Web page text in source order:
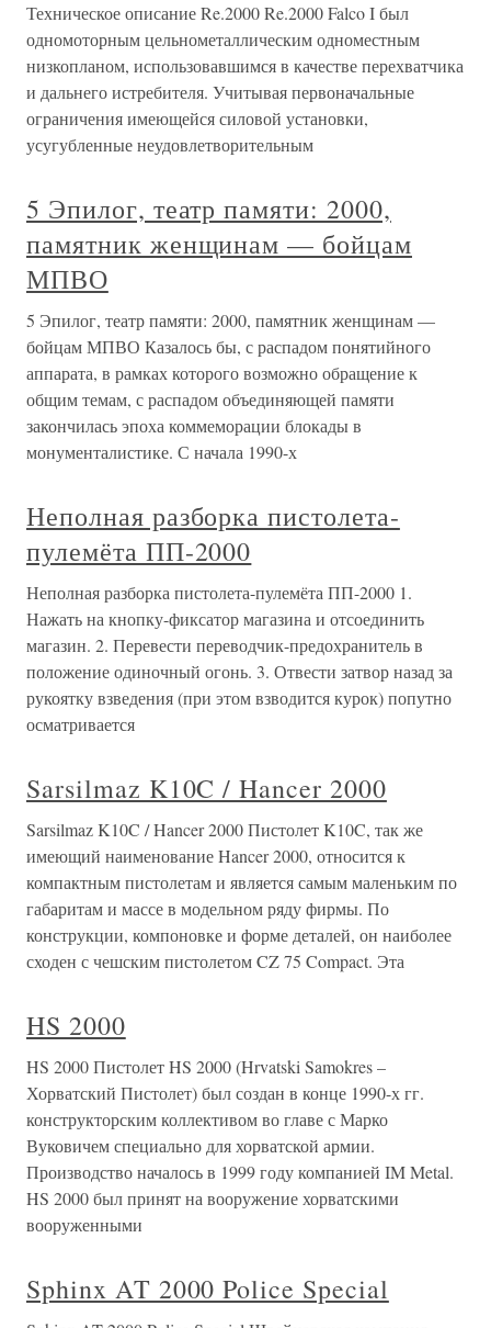
Техническое описание Re.2000 Re.2000 Falco I был
одномоторным цельнометаллическим одноместным
низкопланом, использовавшимся в качестве перехватчика
и дальнего истребителя. Учитывая первоначальные
ограничения имеющейся силовой установки,
усугубленные неудовлетворительным
5 Эпилог, театр памяти: 2000,
памятник женщинам — бойцам
МПВО
5 Эпилог, театр памяти: 2000, памятник женщинам —
бойцам МПВО Казалось бы, с распадом понятийного
аппарата, в рамках которого возможно обращение к
общим темам, с распадом объединяющей памяти
закончилась эпоха коммеморации блокады в
монументалистике. С начала 1990-х
Неполная разборка пистолета-
пулемёта ПП-2000
Неполная разборка пистолета-пулемёта ПП-2000 1.
Нажать на кнопку-фиксатор магазина и отсоединить
магазин. 2. Перевести переводчик-предохранитель в
положение одиночный огонь. 3. Отвести затвор назад за
рукоятку взведения (при этом взводится курок) попутно
осматривается
Sarsilmaz K10C / Hancer 2000
Sarsilmaz K10C / Hancer 2000 Пистолет K10C, так же
имеющий наименование Hancer 2000, относится к
компактным пистолетам и является самым маленьким по
габаритам и массе в модельном ряду фирмы. По
конструкции, компоновке и форме деталей, он наиболее
сходен с чешским пистолетом CZ 75 Compact. Эта
HS 2000
HS 2000 Пистолет HS 2000 (Hrvatski Samokres –
Хорватский Пистолет) был создан в конце 1990-х гг.
конструкторским коллективом во главе с Марко
Вуковичем специально для хорватской армии.
Производство началось в 1999 году компанией IM Metal.
HS 2000 был принят на вооружение хорватскими
вооруженными
Sphinx AT 2000 Police Special